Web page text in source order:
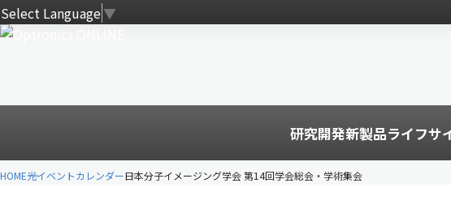
Select Language▼
研究開発新製品ライフサ
HOME光イベントカレンダー日本分子イメージング学会 第14回学会総会・学術集会